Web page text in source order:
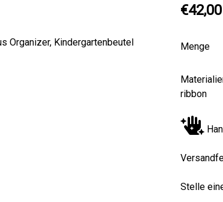
€42,00
Menge
ribbon
Stelle